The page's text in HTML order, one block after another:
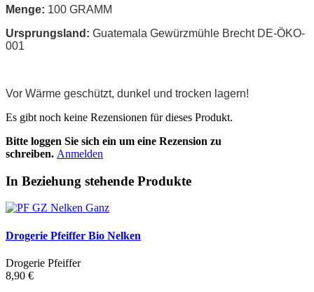
Menge: 100 GRAMM
Ursprungsland: Guatemala Gewürzmühle Brecht DE-ÖKO-
001
Vor Wärme geschützt, dunkel und trocken lagern!
Es gibt noch keine Rezensionen für dieses Produkt.
Bitte loggen Sie sich ein um eine Rezension zu
schreiben. Anmelden
In Beziehung stehende Produkte
Drogerie Pfeiffer Bio Nelken
Drogerie Pfeiffer
8,90 €